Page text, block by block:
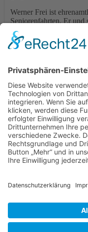
Werner Frei ist
Seniorenfahrten. Er und
Jahren die Ausflüge.
angefahren. Wir
herzlich bedanken!
Seniorenfreizeiten
Arbeiterwohlfahrt